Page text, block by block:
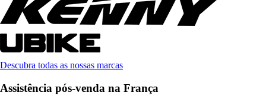
Descubra todas as nossas marcas
Assistência pós-venda na França